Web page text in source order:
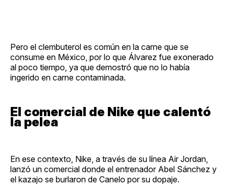
Pero el clembuterol es común en la carne que se
consume en México, por lo que Álvarez fue exonerado
al poco tiempo, ya que demostró que no lo había
ingerido en carne contaminada.
El comercial de Nike que calentó
la pelea
En ese contexto, Nike, a través de su línea Air Jordan,
lanzó un comercial donde el entrenador Abel Sánchez y
el kazajo se burlaron de Canelo por su dopaje.